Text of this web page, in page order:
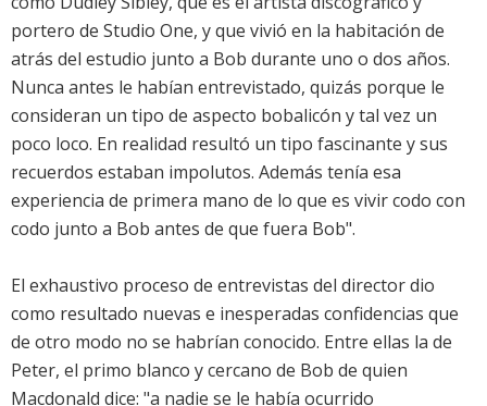
portero de Studio One, y que vivió en la habitación de
atrás del estudio junto a Bob durante uno o dos años.
Nunca antes le habían entrevistado, quizás porque le
consideran un tipo de aspecto bobalicón y tal vez un
poco loco. En realidad resultó un tipo fascinante y sus
recuerdos estaban impolutos. Además tenía esa
experiencia de primera mano de lo que es vivir codo con
codo junto a Bob antes de que fuera Bob".
El exhaustivo proceso de entrevistas del director dio
como resultado nuevas e inesperadas confidencias que
de otro modo no se habrían conocido. Entre ellas la de
Peter, el primo blanco y cercano de Bob de quien
Macdonald dice: "a nadie se le había ocurrido